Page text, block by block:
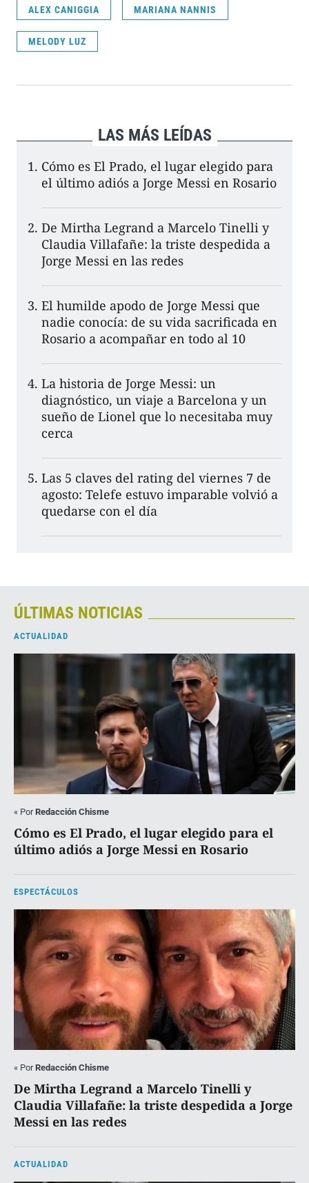
ALEX CANIGGIA MARIANA NANNIS
MELODY LUZ
LAS MÁS LEÍDAS
Cómo es El Prado, el lugar elegido para
el último adiós a Jorge Messi en Rosario
De Mirtha Legrand a Marcelo Tinelli y
Claudia Villafañe: la triste despedida a
Jorge Messi en las redes
El humilde apodo de Jorge Messi que
nadie conocía: de su vida sacrificada en
Rosario a acompañar en todo al 10
La historia de Jorge Messi: un
diagnóstico, un viaje a Barcelona y un
sueño de Lionel que lo necesitaba muy
cerca
Las 5 claves del rating del viernes 7 de
agosto: Telefe estuvo imparable volvió a
quedarse con el día
ÚLTIMAS NOTICIAS
ACTUALIDAD
« PorRedacción Chisme
Cómo es El Prado, el lugar elegido para el
último adiós a Jorge Messi en Rosario
ESPECTÁCULOS
« PorRedacción Chisme
De Mirtha Legrand a Marcelo Tinelli y
Claudia Villafañe: la triste despedida a Jorge
Messi en las redes
ACTUALIDAD